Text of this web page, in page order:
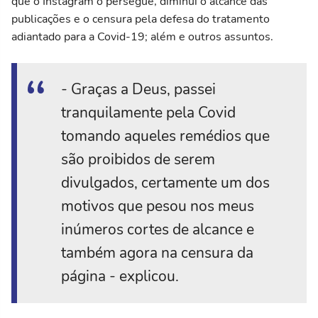
publicações e o censura pela defesa do tratamento
adiantado para a Covid-19; além e outros assuntos.
- Graças a Deus, passei
tranquilamente pela Covid
tomando aqueles remédios que
são proibidos de serem
divulgados, certamente um dos
motivos que pesou nos meus
inúmeros cortes de alcance e
também agora na censura da
página - explicou.